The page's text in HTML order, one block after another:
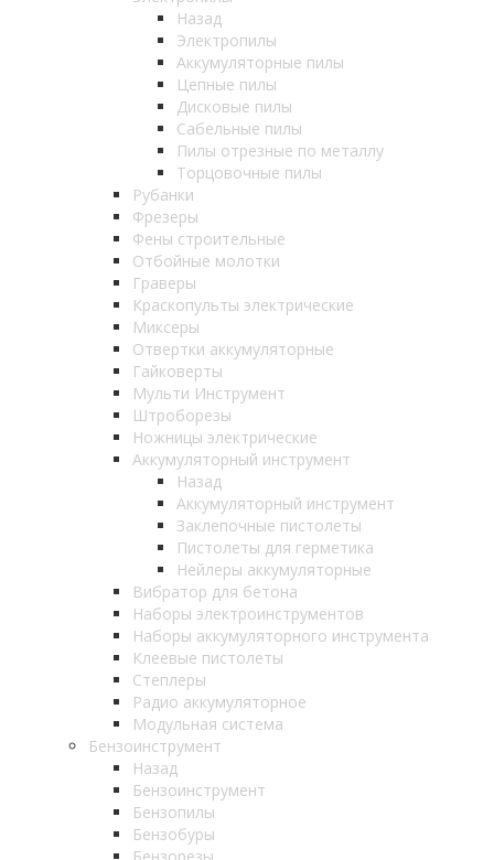
Назад
Электропилы
Аккумуляторные пилы
Цепные пилы
Дисковые пилы
Сабельные пилы
Пилы отрезные по металлу
Торцовочные пилы
Рубанки
Фрезеры
Фены строительные
Отбойные молотки
Граверы
Краскопульты электрические
Миксеры
Отвертки аккумуляторные
Гайковерты
Мульти Инструмент
Штроборезы
Ножницы электрические
Аккумуляторный инструмент
Назад
Аккумуляторный инструмент
Заклепочные пистолеты
Пистолеты для герметика
Нейлеры аккумуляторные
Вибратор для бетона
Наборы электроинструментов
Наборы аккумуляторного инструмента
Клеевые пистолеты
Степлеры
Радио аккумуляторное
Модульная система
Бензоинструмент
Назад
Бензоинструмент
Бензопилы
Бензобуры
Бензорезы